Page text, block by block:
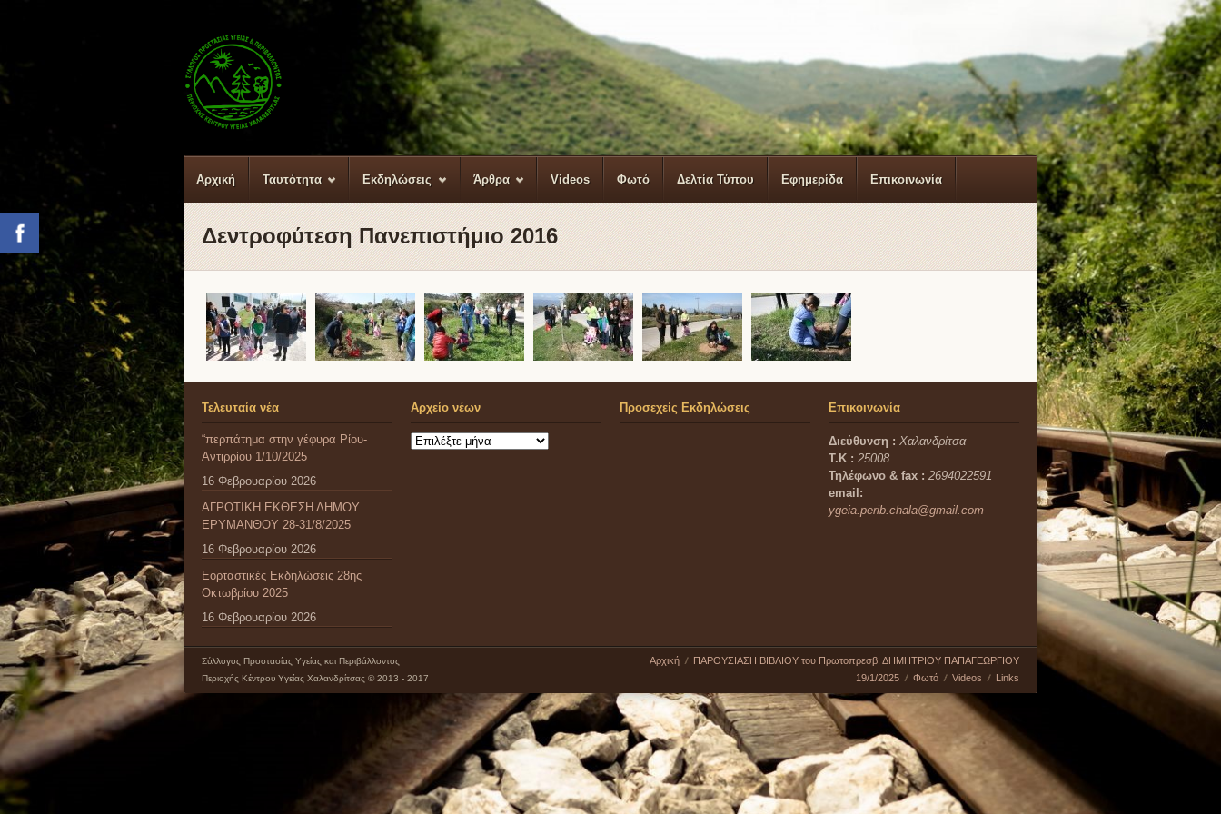
Αρχική Ταυτότητα Εκδηλώσεις Άρθρα Videos Φωτό Δελτία Τύπου Εφημερίδα Επικοινωνία
Δεντροφύτεση Πανεπιστήμιο 2016
Τελευταία νέα
“περπάτημα στην γέφυρα Ρίου-
Αντιρρίου 1/10/2025
16 Φεβρουαρίου 2026
ΑΓΡΟΤΙΚΗ ΕΚΘΕΣΗ ΔΗΜΟΥ
ΕΡΥΜΑΝΘΟΥ 28-31/8/2025
16 Φεβρουαρίου 2026
Εορταστικές Εκδηλώσεις 28ης
Οκτωβρίου 2025
16 Φεβρουαρίου 2026
Αρχείο νέων
Αρχείο
Προσεχείς Εκδηλώσεις Επικοινωνία
Διεύθυνση : Χαλανδρίτσα
Τ.Κ : 25008
Τηλέφωνο & fax : 2694022591
email:
ygeia.perib.chala@gmail.com
Σύλλογος Προστασίας Υγείας και Περιβάλλοντος
Περιοχής Κέντρου Υγείας Χαλανδρίτσας © 2013 - 2017
Αρχική
ΠΑΡΟΥΣΙΑΣΗ ΒΙΒΛΙΟΥ του Πρωτοπρεσβ. ΔΗΜΗΤΡΙΟΥ ΠΑΠΑΓΕΩΡΓΙΟΥ
19/1/2025
Φωτό Videos Links
Facebook